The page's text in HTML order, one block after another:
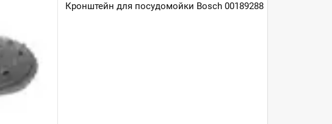
Кронштейн для посудомойки Bosch 00189288